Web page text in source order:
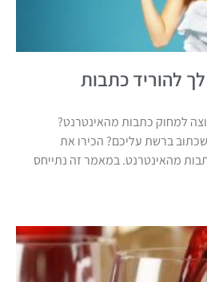
להוריד כתבות
למחוק כתבות מהאינטרנט?
ברשת עליכם? הכירו את
מהאינטרנט. במאמר זה נתייחס